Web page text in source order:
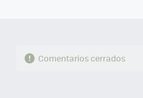
Comentarios cerrados